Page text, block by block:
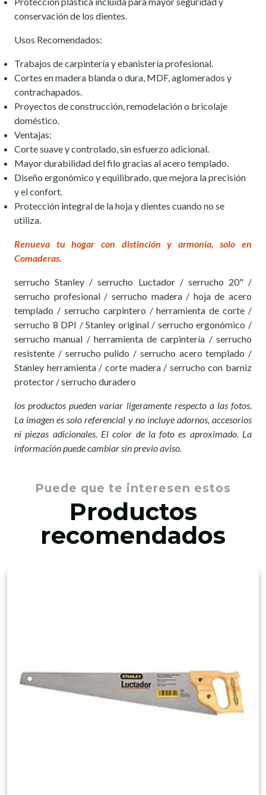
conservación de los dientes.
Usos Recomendados:
Trabajos de carpintería y ebanistería profesional.
Cortes en madera blanda o dura, MDF, aglomerados y
contrachapados.
Proyectos de construcción, remodelación o bricolaje
doméstico.
Ventajas:
Corte suave y controlado, sin esfuerzo adicional.
Mayor durabilidad del filo gracias al acero templado.
Diseño ergonómico y equilibrado, que mejora la precisión
y el confort.
Protección integral de la hoja y dientes cuando no se
utiliza.
Renueva tu hogar con distinción y armonía, solo en
Comaderas.
serrucho Stanley / serrucho Luctador / serrucho 20" /
serrucho profesional / serrucho madera / hoja de acero
templado / serrucho carpintero / herramienta de corte /
serrucho 8 DPI / Stanley original / serrucho ergonómico /
serrucho manual / herramienta de carpintería / serrucho
resistente / serrucho pulido / serrucho acero templado /
Stanley herramienta / corte madera / serrucho con barniz
protector / serrucho duradero
los productos pueden variar ligeramente respecto a las fotos.
La imagen es solo referencial y no incluye adornos, accesorios
ni piezas adicionales. El color de la foto es aproximado. La
información puede cambiar sin previo aviso.
Puede que te interesen estos
Productos
recomendados